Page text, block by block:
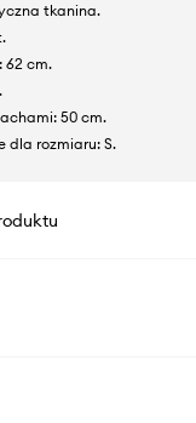
tkanina.
62 cm.
50 cm.
dla rozmiaru: S.